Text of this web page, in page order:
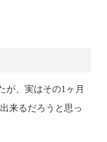
が、実はその1ヶ月
来るだろうと思っ